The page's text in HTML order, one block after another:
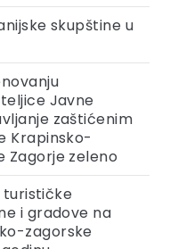
skupštine u
Javne
zaštićenim
Krapinsko-
Zagorje zeleno
turističke
i gradove na
zagorske